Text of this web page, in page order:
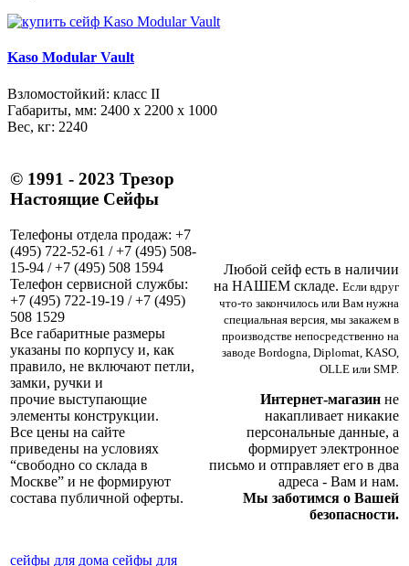
Kaso Modular Vault
Взломостойкий: класс II
Габариты, мм: 2400 x 2200 x 1000
Вес, кг: 2240
© 1991 - 2023 Трезор
Настоящие Сейфы
Телефоны отдела продаж: +7
(495) 722-52-61 / +7 (495) 508-
15-94 / +7 (495) 508 1594
Телефон сервисной службы:
+7 (495) 722-19-19 / +7 (495)
508 1529
Все габаритные размеры
указаны по корпусу и, как
правило, не включают петли,
замки, ручки и
прочие выступающие
элементы конструкции.
Все цены на сайте
приведены на условиях
“свободно со склада в
Москве” и не формируют
состава публичной оферты.
сейфы для дома сейфы для
Любой сейф есть в наличии
на НАШЕМ складе. Если вдруг
что-то закончилось или Вам нужна
специальная версия, мы закажем в
производстве непосредственно на
заводе Bordogna, Diplomat, KASO,
OLLE или SMP.
Интернет-магазин не
накапливает никакие
персональные данные, а
формирует электронное
письмо и отправляет его в два
адреса - Вам и нам.
Мы заботимся о Вашей
безопасности.